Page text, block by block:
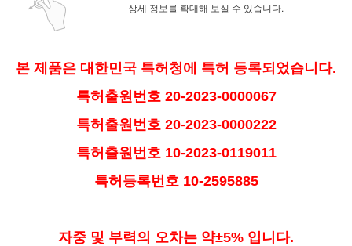
상세 정보를 확대해 보실 수 있습니다.
본 제품은 대한민국 특허청에 특허 등록되었습니다.
특허출원번호 20-2023-0000067
특허출원번호 20-2023-0000222
특허출원번호 10-2023-0119011
특허등록번호 10-2595885
자중 및 부력의 오차는 약±5% 입니다.